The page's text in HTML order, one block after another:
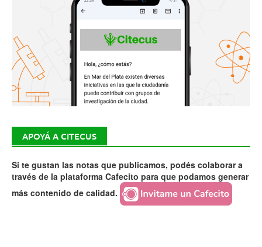
APOYÁ A CITECUS
Si te gustan las notas que publicamos, podés colaborar a
través de la plataforma Cafecito para que podamos generar
más contenido de calidad.